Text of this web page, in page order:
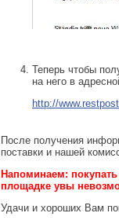
Теперь чтобы
на него в
http://
После получения
поставки и нашей
Напоминаем:
площадке увы
Удачи и хороших Вам